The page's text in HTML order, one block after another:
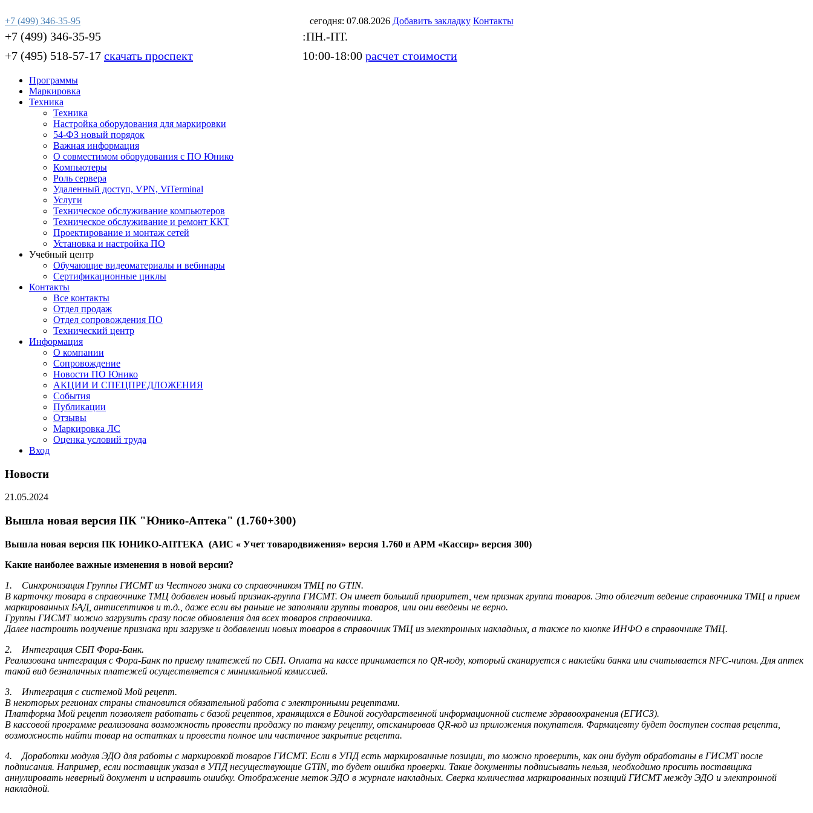
сегодня: 07.08.2026 Добавить закладку Контакты
+7 (499) 346-35-95
+7 (499) 346-35-95
+7 (495) 518-57-17 скачать проспект
:ПН.-ПТ.
10:00-18:00 расчет стоимости
Программы
Маркировка
Техника
Техника
Настройка оборудования для маркировки
54-ФЗ новый порядок
Важная информация
О совместимом оборудования с ПО Юнико
Компьютеры
Роль сервера
Удаленный доступ, VPN, ViTerminal
Услуги
Техническое обслуживание компьютеров
Техническое обслуживание и ремонт ККТ
Проектирование и монтаж сетей
Установка и настройка ПО
Учебный центр
Обучающие видеоматериалы и вебинары
Сертификационные циклы
Контакты
Все контакты
Отдел продаж
Отдел сопровождения ПО
Технический центр
Информация
О компании
Сопровождение
Новости ПО Юнико
АКЦИИ И СПЕЦПРЕДЛОЖЕНИЯ
События
Публикации
Отзывы
Маркировка ЛС
Оценка условий труда
Вход
Новости
21.05.2024
Вышла новая версия ПК "Юнико-Аптека" (1.760+300)
Вышла новая версия ПК ЮНИКО-АПТЕКА (АИС « Учет товародвижения» версия 1.760 и АРМ «Кассир» версия 300)
Какие наиболее важные изменения в новой версии?
1. Синхронизация Группы ГИСМТ из Честного знака со справочником ТМЦ по GTIN.
В карточку товара в справочнике ТМЦ добавлен новый признак-группа ГИСМТ. Он имеет больший приоритет, чем признак группа товаров. Это облегчит ведение справочника ТМЦ и прием
маркированных БАД, антисептиков и т.д., даже если вы раньше не заполняли группы товаров, или они введены не верно.
Группы ГИСМТ можно загрузить сразу после обновления для всех товаров справочника.
Далее настроить получение признака при загрузке и добавлении новых товаров в справочник ТМЦ из электронных накладных, а также по кнопке ИНФО в справочнике ТМЦ.
2. Интеграция СБП Фора-Банк.
Реализована интеграция с Фора-Банк по приему платежей по СБП. Оплата на кассе принимается по QR-коду, который сканируется с наклейки банка или считывается NFC-чипом. Для аптек
такой вид безналичных платежей осуществляется с минимальной комиссией.
3. Интеграция с системой Мой рецепт.
В некоторых регионах страны становится обязательной работа с электронными рецептами.
Платформа Мой рецепт позволяет работать с базой рецептов, хранящихся в Единой государственной информационной системе здравоохранения (ЕГИСЗ).
В кассовой программе реализована возможность провести продажу по такому рецепту, отсканировав QR-код из приложения покупателя. Фармацевту будет доступен состав рецепта,
возможность найти товар на остатках и провести полное или частичное закрытие рецепта.
4. Доработки модуля ЭДО для работы с маркировкой товаров ГИСМТ. Если в УПД есть маркированные позиции, то можно проверить, как они будут обработаны в ГИСМТ после
подписания. Например, если поставщик указал в УПД несуществующие GTIN, то будет ошибка проверки. Такие документы подписывать нельзя, необходимо просить поставщика
аннулировать неверный документ и исправить ошибку. Отображение меток ЭДО в журнале накладных. Сверка количества маркированных позиций ГИСМТ между ЭДО и электронной
накладной.